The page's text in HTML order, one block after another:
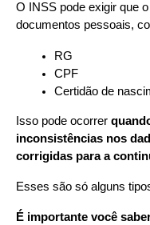
O INSS pode exigir que
documentos pessoais,
RG
CPF
Certidão de
Isso pode ocorrer
inconsistências nos
corrigidas para a
Esses são só alguns
É importante você